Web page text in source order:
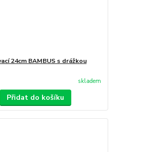
24cm BAMBUS s drážkou
skladem
Přidat do košíku